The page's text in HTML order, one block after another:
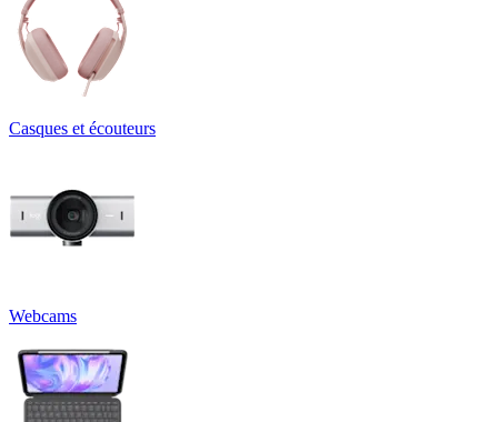
Casques et écouteurs
Webcams